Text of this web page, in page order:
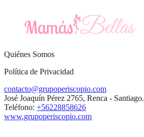
Quiénes Somos
Política de Privacidad
contacto@grupoperiscopio.com
José Joaquín Pérez 2765, Renca - Santiago.
Teléfono: +56228858626
www.grupoperiscopio.com